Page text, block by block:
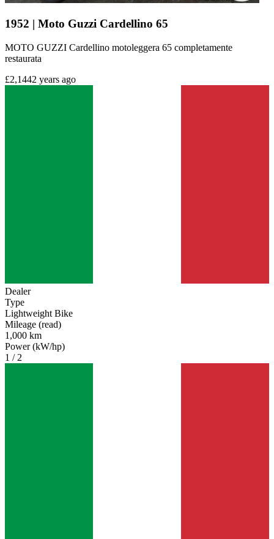
1952 | Moto Guzzi Cardellino 65
MOTO GUZZI Cardellino motoleggera 65 completamente
restaurata
£2,1442 years ago
Dealer
Type
Lightweight Bike
Mileage (read)
1,000 km
Power (kW/hp)
1 / 2